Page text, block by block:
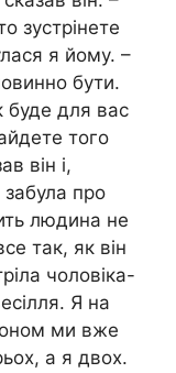
зустрінете
я йому. –
бути.
буде для вас
того
він і,
забула про
людина не
так, як він
чоловіка-
Я на
ми вже
а я двох.